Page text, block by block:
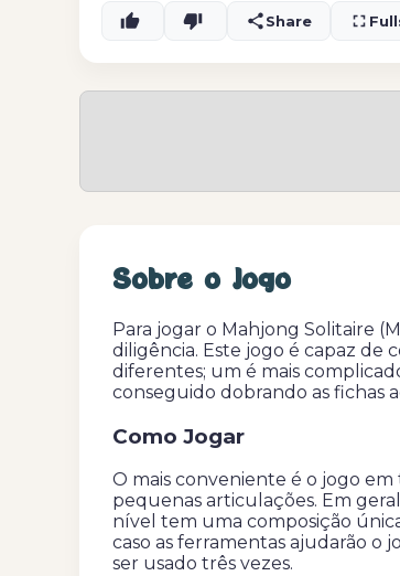
Share
Sobre o Jogo
Para jogar o Mahjong Solitaire
diligência. Este jogo é capaz de
diferentes; um é mais
conseguido dobrando as fichas
Como Jogar
O mais conveniente é o jogo
pequenas articulações. Em
nível tem uma composição
caso as ferramentas ajudarão o
ser usado três vezes.